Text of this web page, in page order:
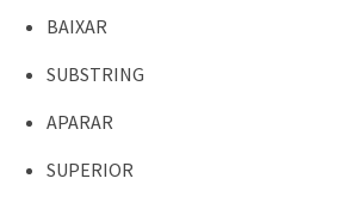
BAIXAR
SUBSTRING
APARAR
SUPERIOR